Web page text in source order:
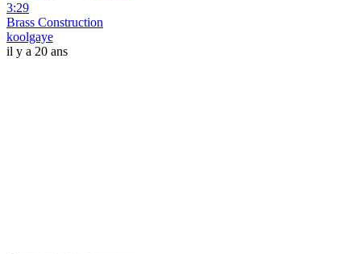
3:29
Brass Construction
koolgaye
il y a 20 ans